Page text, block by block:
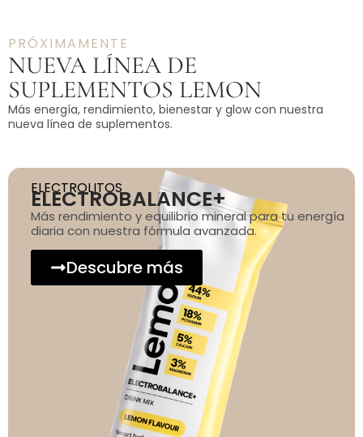
PRÓXIMAMENTE
NUEVA LÍNEA DE
SUPLEMENTOS LEMON
Más energía, rendimiento, bienestar y glow con nuestra
nueva línea de suplementos.
ELECTROLITOS
ELECTROBALANCE+
Más rendimiento y equilibrio mineral para tu energía
diaria con nuestra fórmula avanzada.
Descubre más